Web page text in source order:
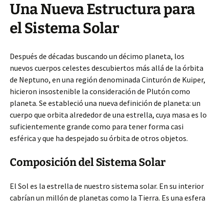
Una Nueva Estructura para
el Sistema Solar
Después de décadas buscando un décimo planeta, los
nuevos cuerpos celestes descubiertos más allá de la órbita
de Neptuno, en una región denominada Cinturón de Kuiper,
hicieron insostenible la consideración de Plutón como
planeta. Se estableció una nueva definición de planeta: un
cuerpo que orbita alrededor de una estrella, cuya masa es lo
suficientemente grande como para tener forma casi
esférica y que ha despejado su órbita de otros objetos.
Composición del Sistema Solar
El Sol es la estrella de nuestro sistema solar. En su interior
cabrían un millón de planetas como la Tierra. Es una esfera